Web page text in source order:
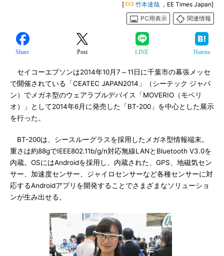
[ 竹本達哉 ，EE Times Japan]
PC用表示
関連情報
Share Post LINE Hatena
セイコーエプソンは2014年10月7～11日に千葉市の幕張メッセ
で開催されている「CEATEC JAPAN2014」（シーテック ジャパ
ン）でメガネ型のウェアラブルデバイス「MOVERIO（モベリ
オ）」として2014年6月に発売した「BT-200」を中心とした展示
を行った。
BT-200は、シースルーグラスを採用したメガネ型情報端末。
重さは約88gでIEEE802.11b/g/n対応無線LANとBluetooth V3.0を
内蔵。OSにはAndroidを採用し、内蔵された、GPS、地磁気セン
サー、加速度センサー、ジャイロセンサーなど各種センサーに対
応するAndroidアプリを開発することでさまざまなソリューショ
ンが生み出せる。